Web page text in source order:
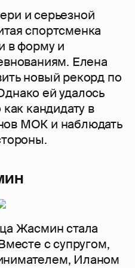
и серьезной
спортсменка
в форму и
Елена
новый рекорд по
ей удалось
кандидату в
МОК и наблюдать
Жасмин стала
с супругом,
Иланом